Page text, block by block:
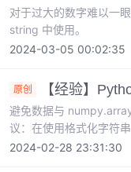
对于过大的数字难以一
string 中使用。
2024-03-05 00:02:35
原创 【经验】
避免数据与
议：在使用格式化字符
多。直接使用字符串拼
2024-02-28 23:31:30